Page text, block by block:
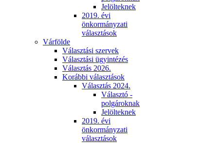
Jelölteknek
2019. évi
önkormányzati
választások
Várfölde
Választási szervek
Választási ügyintézés
Választás 2026.
Korábbi választások
Választás 2024.
Választó -
polgároknak
Jelölteknek
2019. évi
önkormányzati
választások